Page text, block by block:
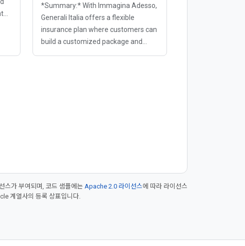
*Summary:* With Immagina Adesso,
Generali Italia offers a flexible
insurance plan where customers can
build a customized package and
스가 부여되며, 코드 샘플에는 Apache 2.0 라이선스에 따라 라이선스
계열사의 등록 상표입니다.